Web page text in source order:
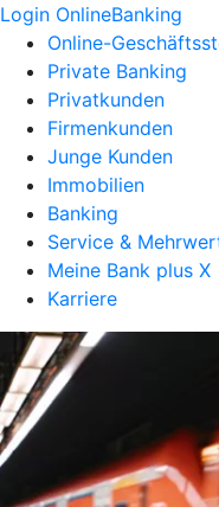
Login OnlineBanking
Online-
Private Banking
Privatkunden
Firmenkunden
Junge Kunden
Immobilien
Banking
Service &
Meine Bank plus X
Karriere